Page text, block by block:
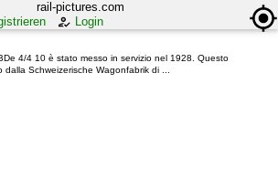
rail-pictures.com
Login
4/4 10 è stato messo in servizio nel 1928. Questo
Schweizerische Wagonfabrik di ...